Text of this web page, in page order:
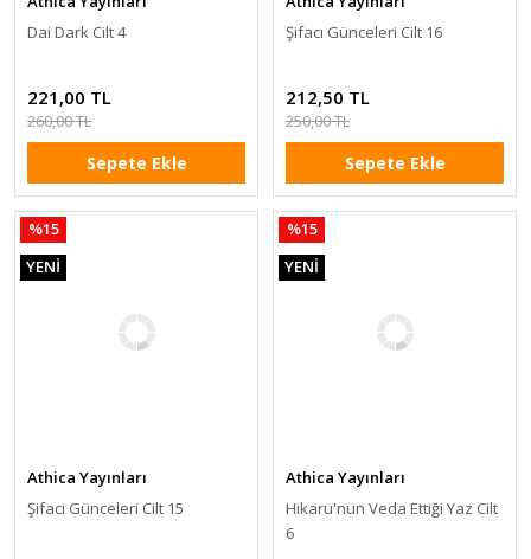
Dai Dark Cilt 4
221,00 TL
260,00 TL
Sepete Ekle
Şifacı Günceleri Cilt 16
212,50 TL
250,00 TL
Sepete Ekle
%15
YENİ
Athica Yayınları
Şifacı Günceleri Cilt 15
%15
YENİ
Athica Yayınları
Hikaru'nun Veda Ettiği Yaz Cilt
6